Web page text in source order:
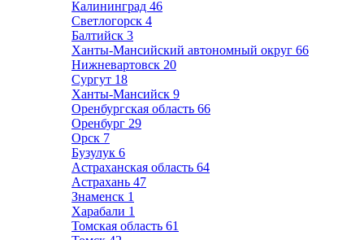
Калининград 46
Светлогорск 4
Балтийск 3
Ханты-Мансийский автономный округ 66
Нижневартовск 20
Сургут 18
Ханты-Мансийск 9
Оренбургская область 66
Оренбург 29
Орск 7
Бузулук 6
Астраханская область 64
Астрахань 47
Знаменск 1
Харабали 1
Томская область 61